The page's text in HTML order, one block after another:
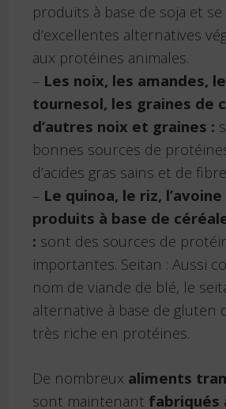
produits à base de soja et
d’excellentes alternatives
aux protéines animales.
– Les noix, les amandes,
tournesol, les graines de
d’autres noix et graines :
bonnes sources de
d’acides gras sains et de
– Le quinoa, le riz,
produits à base de
: sont des sources de
importantes. Seitan : Aussi
nom de viande de blé, le
alternative à base de gluten
très riche en protéines.
De nombreux aliments
sont maintenant fabriqués